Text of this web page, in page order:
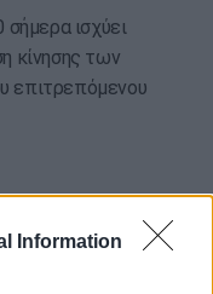
Information
σήμερα ισχύει
κίνησης των
επιτρεπόμενου